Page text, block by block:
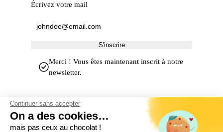
Écrivez votre mail
S'inscrire
Merci ! Vous êtes maintenant inscrit à notre
newsletter.
Continuer sans accepter
On a des cookies…
mais pas ceux au chocolat !